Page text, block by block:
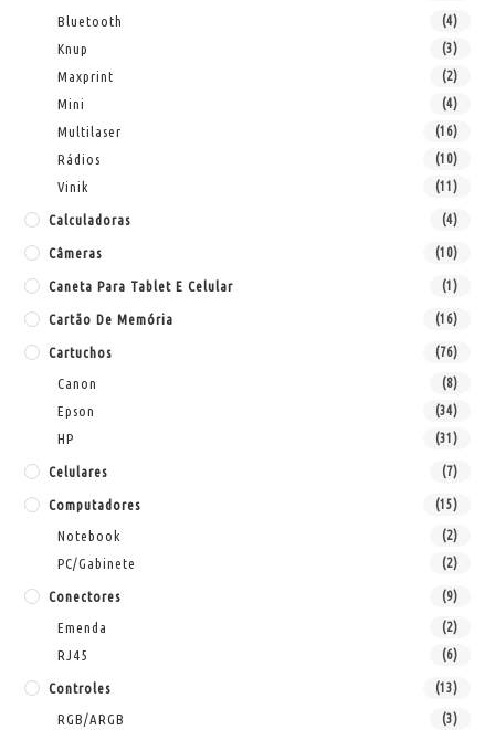
Bluetooth (4)
Knup (3)
Maxprint (2)
Mini (4)
Multilaser (16)
Rádios (10)
Vinik (11)
Calculadoras (4)
Câmeras (10)
Caneta Para Tablet E Celular (1)
Cartão De Memória (16)
Cartuchos (76)
Canon (8)
Epson (34)
HP (31)
Celulares (7)
Computadores (15)
Notebook (2)
PC/Gabinete (2)
Conectores (9)
Emenda (2)
RJ45 (6)
Controles (13)
RGB/ARGB (3)